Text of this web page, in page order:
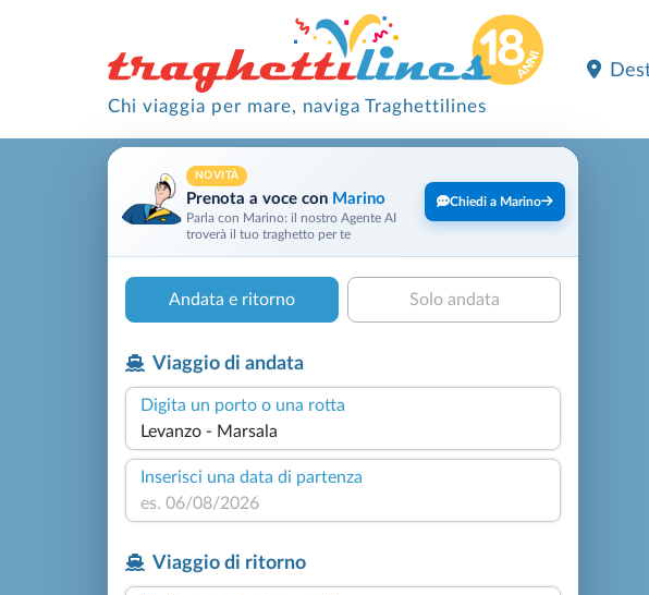
Chi viaggia per mare, naviga Traghettilines
NOVITÀ
Prenota a voce con Marino
Parla con Marino: il nostro Agente AI
troverà il tuo traghetto per te
Chiedi a Marino
Andata e ritorno Solo andata
Viaggio di andata
Digita un porto o una rotta
Inserisci una data di partenza
Viaggio di ritorno